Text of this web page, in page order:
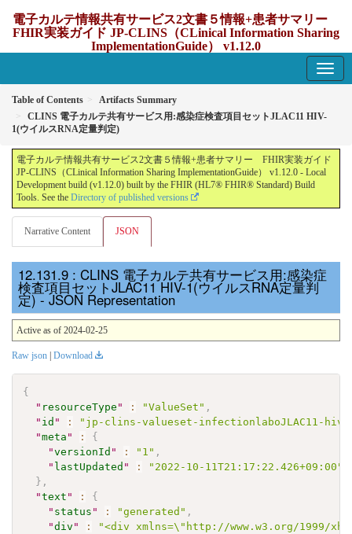
電子カルテ情報共有サービス2文書５情報+患者サマリー
FHIR実装ガイド JP-CLINS（CLinical Information Sharing
ImplementationGuide） v1.12.0
Table of Contents
Artifacts Summary
CLINS 電子カルテ共有サービス用:感染症検査項目セットJLAC11 HIV-
1(ウイルスRNA定量判定)
電子カルテ情報共有サービス2文書５情報+患者サマリー FHIR実装ガイド
JP-CLINS（CLinical Information Sharing ImplementationGuide） v1.12.0 - Local
Development build (v1.12.0) built by the FHIR (HL7® FHIR® Standard) Build
Tools. See the Directory of published versions
Narrative Content JSON
: CLINS 電子カルテ共有サービス用:感染症
検査項目セットJLAC11 HIV-1(ウイルスRNA定量判
定) - JSON Representation
Active as of 2024-02-25
Raw json | Download
{
" resourceType " : "ValueSet" ,
" id " :
"jp-clins-valueset-infectionlaboJLAC11-
"meta " :
{
"versionId " : "1" ,
" lastUpdated " :
"2022-10-11T21:17:22.426+09:00"
} ,
"text " :
{
" status " : "generated" ,
"div " :
"<div xmlns=\"http://www.w3.org/1999/